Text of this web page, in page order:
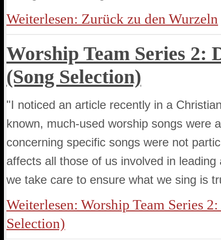
Weiterlesen: Zurück zu den Wurzeln
Worship Team Series 2:
(Song Selection)
"I noticed an article recently in a
known, much-used worship songs were
concerning specific songs were not
affects all those of us involved in
we take care to ensure what we sing is
Weiterlesen: Worship Team Series
Selection)